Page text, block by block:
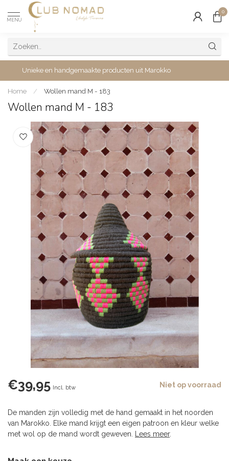
MENU
0
Unieke en handgemaakte producten uit Marokko
Home / Wollen mand M - 183
Wollen mand M - 183
€39,95 Incl. btw Niet op voorraad
De manden zijn volledig met de hand gemaakt in het noorden
van Marokko. Elke mand krijgt een eigen patroon en kleur welke
met wol op de mand wordt geweven. Lees meer.